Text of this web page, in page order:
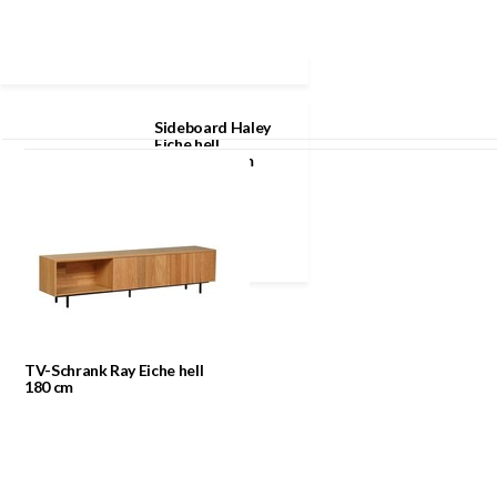
Sideboard Haley
Eiche hell
160x45x74 cm
Zuletzt angesehen
TV-Schrank Ray Eiche hell
180 cm